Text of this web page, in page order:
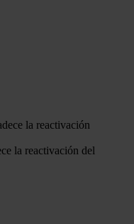
la reactivación del